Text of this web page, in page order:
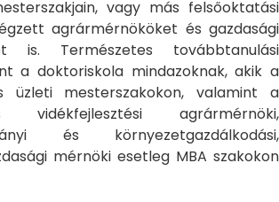
vagy más felsőoktatási
agrármérnököket és gazdasági
is. Természetes továbbtanulási
a doktoriskola mindazoknak, akik a
üzleti mesterszakokon, valamint a
agrármérnöki,
és környezetgazdálkodási,
mérnöki esetleg MBA szakokon